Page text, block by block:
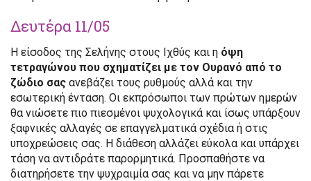
Δευτέρα 11/05
Η είσοδος της Σελήνης στους Ιχθύς και η όψη
τετραγώνου που σχηματίζει με τον Ουρανό από το
ζώδιο σας ανεβάζει τους ρυθμούς αλλά και την
εσωτερική ένταση. Οι εκπρόσωποι των πρώτων ημερών
θα νιώσετε πιο πιεσμένοι ψυχολογικά και ίσως υπάρξουν
ξαφνικές αλλαγές σε επαγγελματικά σχέδια ή στις
υποχρεώσεις σας. Η διάθεση αλλάζει εύκολα και υπάρχει
τάση να αντιδράτε παρορμητικά. Προσπαθήστε να
διατηρήσετε την ψυχραιμία σας και να μην πάρετε